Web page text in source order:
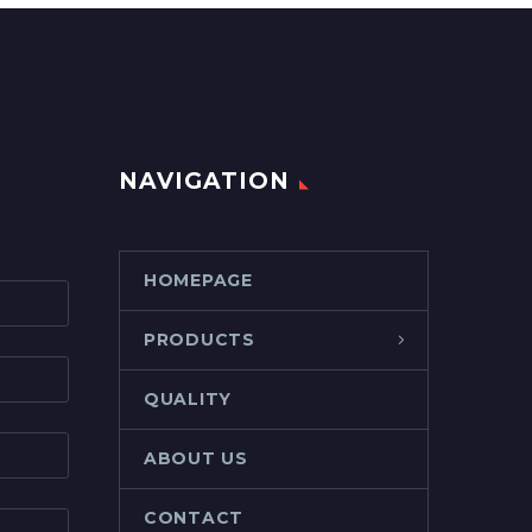
NAVIGATION
HOMEPAGE
PRODUCTS
QUALITY
ABOUT US
CONTACT